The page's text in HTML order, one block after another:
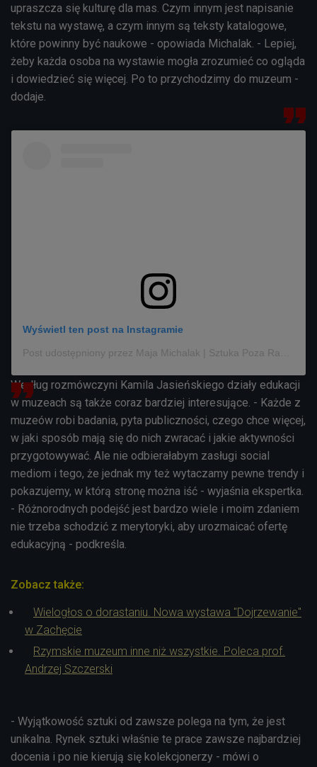
upraszcza się kulturę dla mas. Czym innym jest napisanie
tekstu na wystawę, a czym innym są teksty katalogowe,
które powinny być naukowe - opowiada Michalak. - Lepiej,
żeby każda osoba na wystawie mogła zrozumieć co ogląda
i dowiedzieć się więcej. Po to przychodzimy do muzeum -
dodaje.
Wyświetl ten post na Instagramie
Według rozmówczyni Kamila Jasieńskiego działy edukacji
w muzeach są także coraz bardziej interesujące. - Każde z
muzeów robi badania, pyta publiczności, czego chce więcej,
w jaki sposób mają się do nich zwracać i jakie aktywności
przygotowywać. Ale nie odbierałabym zasługi social
mediom i tego, że jednak my też wytaczamy pewne trendy i
pokazujemy, w którą stronę można iść - wyjaśnia ekspertka.
- Różnorodnych podejść jest bardzo wiele i moim zdaniem
nie trzeba schodzić z merytoryki, aby urozmaicać ofertę
edukacyjną - podkreśla.
Zobacz także:
Wielogłos o dorastaniu. Nowa wystawa "Dojrzewanie"
w Zachęcie
Rzymskie muzeum inne niż wszystkie. Poleca prof.
Andrzej Szczerski
- Wyjątkowość sztuki od zawsze polega na tym, że jest
unikalna. Rynek sztuki właśnie te prace zawsze najbardziej
docenia i po nie kierują się kolekcjonerzy - mówi o